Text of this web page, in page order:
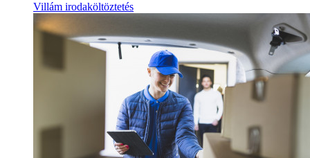
Villám irodaköltöztetés